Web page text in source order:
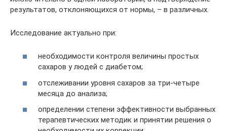
результатов, отклоняющихся от нормы, – в различных.
Исследование актуально при:
необходимости контроля величины простых
сахаров у людей с диабетом;
отслеживании уровня сахаров за три-четыре
месяца до анализа;
определении степени эффективности выбранных
терапевтических методик и принятии решения о